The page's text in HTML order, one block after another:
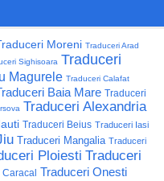
Moreni Traduceri Arad
Sighisoara Traduceri
Magurele Traduceri Calafat
Baia Mare Traduceri
Traduceri Alexandria
Traduceri Beius Traduceri Iasi
Traduceri Mangalia Traduceri
Ploiesti Traduceri
Caracal Traduceri Onesti